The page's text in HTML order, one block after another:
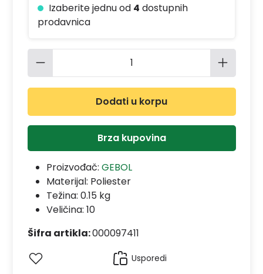
Izaberite jednu od 4 dostupnih
prodavnica
Količina proizvoda: Unesite
Dodati u korpu
Brza kupovina
Proizvođač: GEBOL
Materijal: Poliester
Težina: 0.15 kg
Veličina: 10
Šifra artikla:000097411
Usporedi